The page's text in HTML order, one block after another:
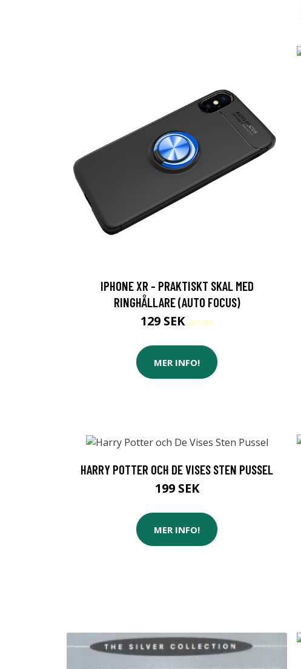
IPHONE XR - PRAKTISKT SKAL MED
RINGHÅLLARE (AUTO FOCUS)
129 SEK269 SEK
MER INFO!
HARRY POTTER OCH DE VISES STEN PUSSEL
199 SEK
MER INFO!